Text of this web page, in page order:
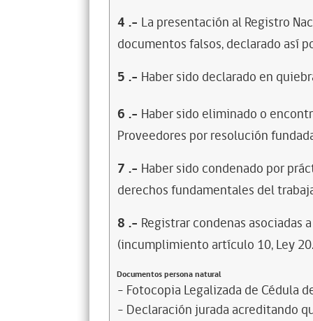
4 .- La presentación al Registro
documentos falsos, declarado así
5 .- Haber sido declarado en
6 .- Haber sido eliminado o
Proveedores por resolución
7 .- Haber sido condenado por
derechos fundamentales del
8 .- Registrar condenas asociadas
(incumplimiento artículo 10, Ley
Documentos persona natural
- Fotocopia Legalizada de Cédula
- Declaración jurada acreditando